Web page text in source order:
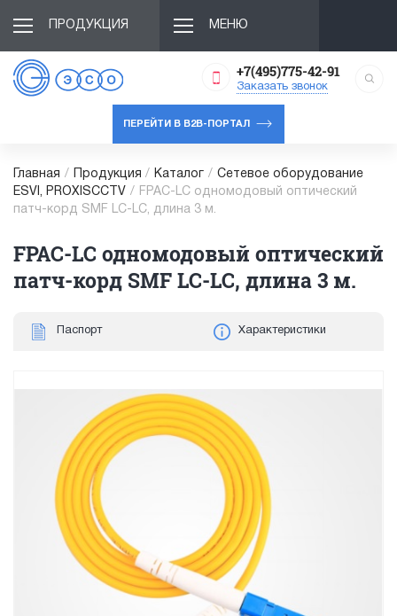
ПРОДУКЦИЯ МЕНЮ
+7(495)775-42-91
Заказать звонок
ПЕРЕЙТИ В B2B-ПОРТАЛ
Главная / Продукция / Каталог / Сетевое оборудование
ESVI, PROXISCCTV /
FPAC-LC одномодовый оптический
патч-корд SMF LC-LC, длина 3 м.
FPAC-LC одномодовый оптический
патч-корд SMF LC-LC, длина 3 м.
Паспорт Характеристики